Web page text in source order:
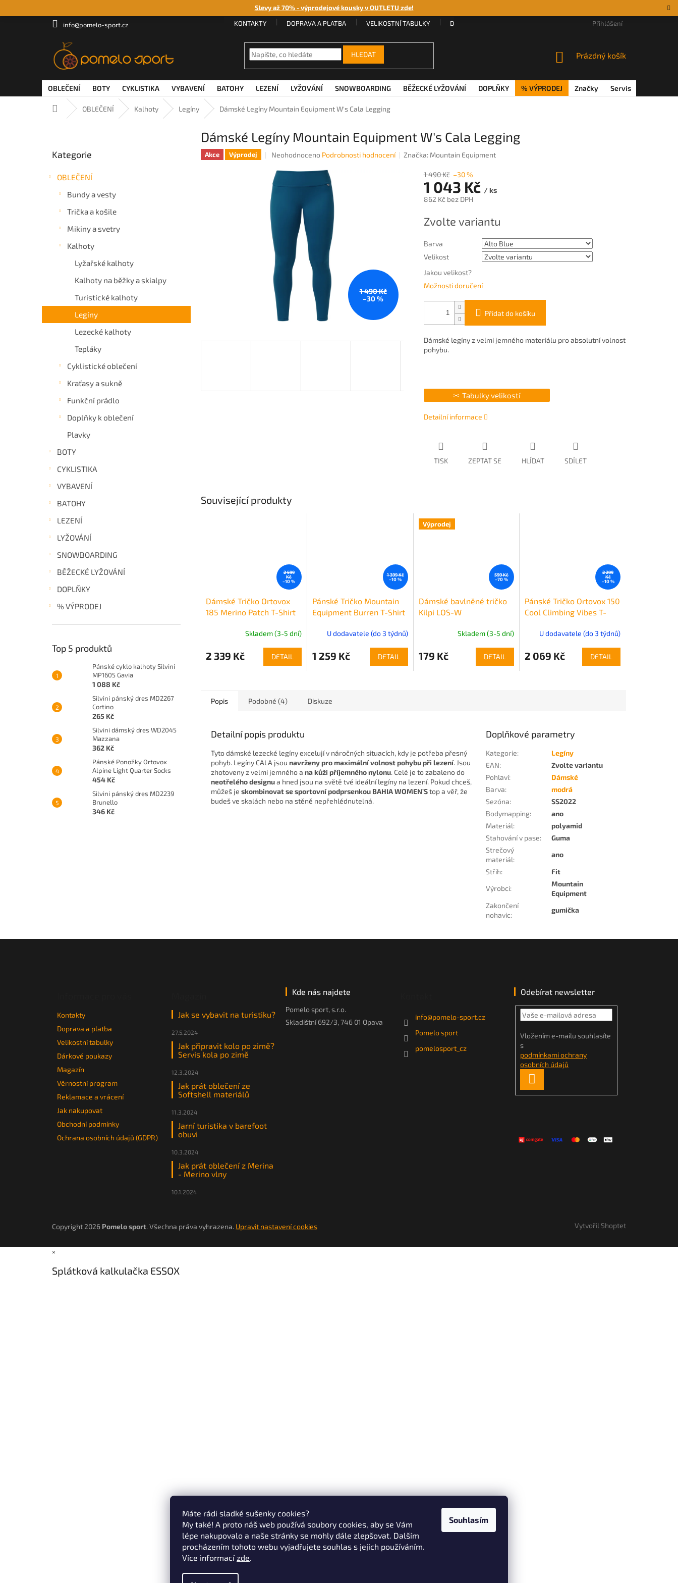
Máte rádi sladké sušenky cookies?
My také! A proto náš web používá soubory cookies, aby se Vám
lépe nakupovalo a naše stránky se mohly dále zlepšovat. Dalším
procházením tohoto webu vyjadřujete souhlas s jejich používáním.
Více informacízde.
Souhlasím
Slevy až 70% - výprodejové kousky v OUTLETU zde!
info@pomelo-sport.cz KONTAKTY DOPRAVA A PLATBA VELIKOSTNÍ TABULKY DÁRKOVÉ POUKAZY VĚRNOSTNÍ PROGRAM
Přihlášení
HLEDAT
NÁKUPNÍ
Prázdný košík
OBLEČENÍ BOTY CYKLISTIKA VYBAVENÍ BATOHY LEZENÍ LYŽOVÁNÍ SNOWBOARDING BĚŽECKÉ LYŽOVÁNÍ DOPLŇKY % VÝPRODEJ Značky Servis
Domů OBLEČENÍ Kalhoty Legíny Dámské Legíny Mountain Equipment W's Cala Legging
kategorie
Kategorie
OBLEČENÍ
Bundy a vesty
Trička a košile
Mikiny a svetry
Kalhoty
Lyžařské kalhoty
Kalhoty na běžky a skialpy
Turistické kalhoty
Legíny
Lezecké kalhoty
Tepláky
Cyklistické oblečení
Kraťasy a sukně
Funkční prádlo
Doplňky k oblečení
Plavky
BOTY
CYKLISTIKA
VYBAVENÍ
BATOHY
LEZENÍ
LYŽOVÁNÍ
SNOWBOARDING
BĚŽECKÉ LYŽOVÁNÍ
DOPLŇKY
% VÝPRODEJ
Top 5 produktů
Pánské cyklo kalhoty Silvini
MP1605 Gavia
1 088 Kč
Silvini pánský dres MD2267
Cortino
265 Kč
Silvini dámský dres WD2045
Mazzana
362 Kč
Pánské Ponožky Ortovox
Alpine Light Quarter Socks
454 Kč
Silvini pánský dres MD2239
Brunello
346 Kč
Dámské Legíny Mountain Equipment W's Cala Legging
Akce Výprodej
Průměrné
produktu
je
0,0
z
hvězdiček.
Neohodnoceno Podrobnosti hodnocení Značka: Mountain Equipment
1 490 Kč
–30 %
1 490 Kč –30 %
1 043 Kč / ks
862 Kč bez DPH
cena:
Zvolte variantu
Barva
Velikost
Jakou velikost?
Možnosti doručení
Přidat do košíku
Dámské legíny z velmi jemného materiálu pro absolutní volnost
pohybu.
Tabulky velikostí
Detailní informace
TISK ZEPTAT SE HLÍDAT SDÍLET
Související produkty
2 599
Kč
–10 %
Dámské Tričko Ortovox
185 Merino Patch T-Shirt
Skladem (3-5 dní)
2 339 Kč DETAIL
1 399 Kč
–10 %
Pánské Tričko Mountain
Equipment Burren T-Shirt
U dodavatele (do 3 týdnů)
1 259 Kč DETAIL
Výprodej
599 Kč
–70 %
Dámské bavlněné tričko
Kilpi LOS-W
Skladem (3-5 dní)
179 Kč DETAIL
2 299
Kč
–10 %
Pánské Tričko Ortovox 150
Cool Climbing Vibes T-
U dodavatele (do 3 týdnů)
2 069 Kč DETAIL
Popis Podobné (4) Diskuze
Detailní popis produktu
Tyto dámské lezecké legíny excelují v náročných situacích, kdy je potřeba přesný
pohyb. Legíny CALA jsou navrženy pro maximální volnost pohybu při lezení. Jsou
zhotoveny z velmi jemného a na kůži příjemného nylonu. Celé je to zabaleno do
neotřelého designua hned jsou na světě tvé ideální legíny na lezení. Pokud chceš,
můžeš je skombinovat se sportovní podprsenkou BAHIA WOMEN’Stop a věř, že
budeš ve skalách nebo na stěně nepřehlédnutelná.
Doplňkové parametry
Kategorie:
Legíny
EAN:
Zvolte variantu
Pohlaví:
Dámské
Barva:
modrá
Sezóna:
SS2022
Bodymapping:
ano
Materiál:
polyamid
Stahování v pase:
Guma
Strečový
materiál:
ano
Střih:
Fit
Výrobci:
Mountain
Equipment
Zakončení
nohavic:
gumička
Kontakty
Doprava a platba
Velikostní tabulky
Dárkové poukazy
Magazín
Věrnostní program
Reklamace a vrácení
Jak nakupovat
Obchodní podmínky
Ochrana osobních údajů (GDPR)
Jak se vybavit na turistiku?
27.5.2024
Jak připravit kolo po zimě?
Servis kola po zimě
12.3.2024
Jak prát oblečení ze
Softshell materiálů
11.3.2024
Jarní turistika v barefoot
obuvi
10.3.2024
Jak prát oblečení z Merina
- Merino vlny
10.1.2024
Kde nás najdete
Pomelo sport, s.r.o.
Skladištní 692/3, 746 01 Opava
info@pomelo-sport.cz
Pomelo sport
pomelosport_cz
Odebírat newsletter
Vložením e-mailu souhlasíte
s
podmínkami ochrany
osobních údajů
SE
Vytvořil Shoptet
Copyright 2026 Pomelo sport. Všechna práva vyhrazena. Upravit nastavení cookies
×
Splátková kalkulačka ESSOX